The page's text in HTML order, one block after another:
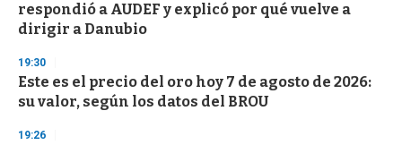
o
n
respondió a AUDEF y explicó por qué vuelve a
dirigir a Danubio
19:30
Este es el precio del oro hoy 7 de agosto de 2026:
su valor, según los datos del BROU
19:26